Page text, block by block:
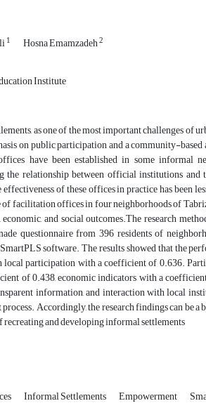
1 Hosna Emamzadeh2
Institute
as one of the most important challenges of
on public participation and a community-
have been established in some informal
the relationship between official institutions
of these offices in practice has been
facilitation offices in four neighborhoods of
economic, and social outcomes.The research
questionnaire from 396 residents of
software. The results showed that the
local participation with a coefficient of 0.636.
of 0.438, economic indicators with a
information, and interaction with local
Accordingly, the research findings can
recreating and developing informal settlements
Informal Settlements Empowerment